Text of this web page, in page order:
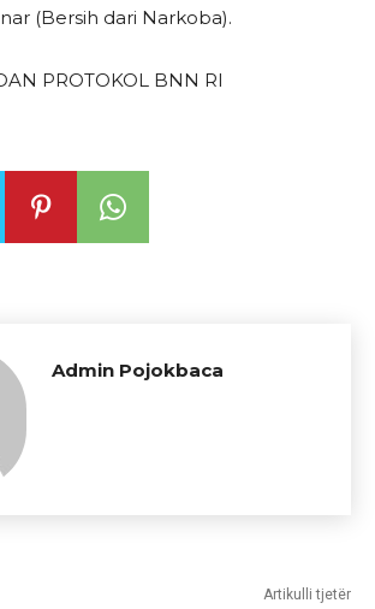
(Bersih dari Narkoba).
PROTOKOL BNN RI
Admin Pojokbaca
Artikulli tjetër